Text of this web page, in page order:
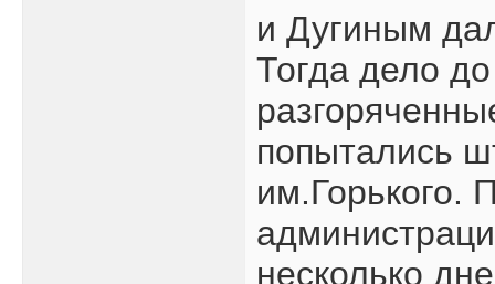
и Дугиным
Тогда дело
попытались
им.Горького.
несколько